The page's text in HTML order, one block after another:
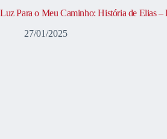
Luz Para o Meu Caminho: História de Elias –
27/01/2025